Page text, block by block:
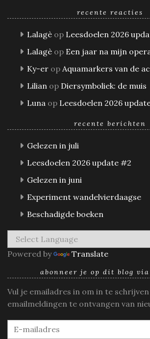
recente reacties
Lalagè op Leesdoelen 2026
Lalagè op Een jaar na mijn
Ky-er op Aquamarkers van de
Lilian op Diersymboliek: de muis
Luna op Leesdoelen 2026
recente berichten
Gelezen in juli
Leesdoelen 2026 update #2
Gelezen in juni
Experiment wandelvierdaagse
Beschadigde boeken
Powered by Translate
abonneer je op dit blog
Vul je emailadres in om in te
emailmeldingen te ontvangen van
E-